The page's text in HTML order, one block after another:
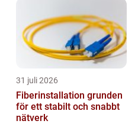
31 juli 2026
Fiberinstallation grunden
för ett stabilt och snabbt
nätverk